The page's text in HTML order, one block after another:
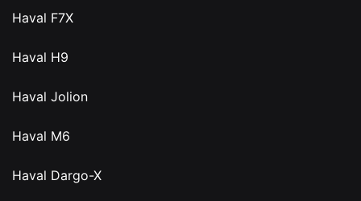
Haval F7X
Haval H9
Haval Jolion
Haval M6
Haval Dargo-X